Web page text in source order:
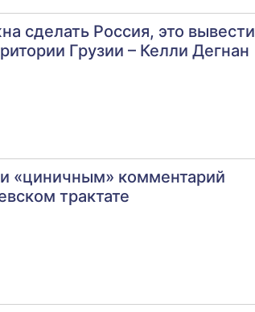
сделать Россия, это вывести
Грузии – Келли Дегнан
«циничным» комментарий
трактате